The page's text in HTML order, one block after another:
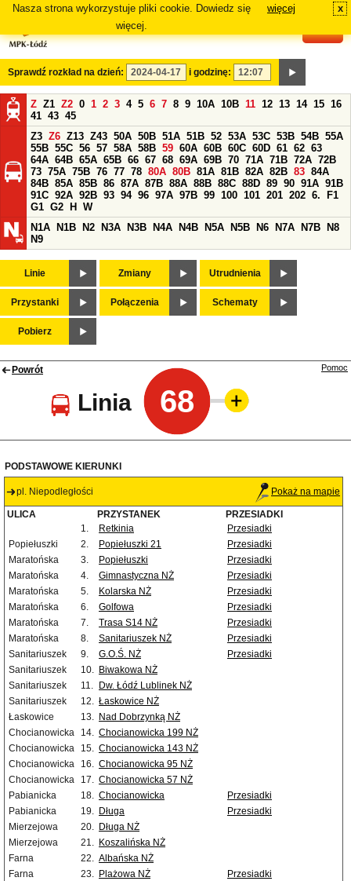
Nasza strona wykorzystuje pliki cookie. Dowiedz się
więcej.
więcej x
Sprawdź rozkład na dzień: i godzinę:
Z Z1 Z2 0 1 2 3 4 5 6 7 8 9 10A 10B 11 12 13 14 15 16
41 43 45
Z3 Z6 Z13 Z43 50A 50B 51A 51B 52 53A 53C 53B 54B 55A
55B 55C 56 57 58A 58B 59 60A 60B 60C 60D 61 62 63
64A 64B 65A 65B 66 67 68 69A 69B 70 71A 71B 72A 72B
73 75A 75B 76 77 78 80A 80B 81A 81B 82A 82B 83 84A
84B 85A 85B 86 87A 87B 88A 88B 88C 88D 89 90 91A 91B
91C 92A 92B 93 94 96 97A 97B 99 100 101 201 202 6.
F1
G1 G2 H
W
N1A
N1B N2 N3A N3B N4A N4B N5A N5B N6 N7A N7B
N8
N9
Linie Zmiany Utrudnienia
Przystanki Połączenia Schematy
Pobierz
Powrót
Linia 68
Pomoc
PODSTAWOWE KIERUNKI
pl. Niepodległości Pokaż na mapie
ULICA PRZYSTANEK
PRZESIADKI
1.
Retkinia
Przesiadki
Popiełuszki
2. Popiełuszki 21
Przesiadki
Maratońska
3. Popiełuszki
Przesiadki
Maratońska
4. Gimnastyczna NŻ
Przesiadki
Maratońska
5. Kolarska NŻ
Przesiadki
Maratońska
6. Golfowa
Przesiadki
Maratońska
7. Trasa S14 NŻ
Przesiadki
Maratońska
8. Sanitariuszek NŻ
Przesiadki
Sanitariuszek
9. G.O.Ś. NŻ
Przesiadki
Sanitariuszek
10. Biwakowa NŻ
Sanitariuszek
11.
Dw. Łódź Lublinek NŻ
Sanitariuszek
12. Łaskowice NŻ
Łaskowice
13. Nad Dobrzynką NŻ
Chocianowicka
14. Chocianowicka 199 NŻ
Chocianowicka
15. Chocianowicka 143 NŻ
Chocianowicka
16. Chocianowicka 95 NŻ
Chocianowicka
17. Chocianowicka 57 NŻ
Pabianicka
18. Chocianowicka
Przesiadki
Pabianicka
19. Długa
Przesiadki
Mierzejowa
20. Długa NŻ
Mierzejowa
21. Koszalińska NŻ
Farna
22. Albańska NŻ
Farna
23. Plażowa NŻ
Przesiadki